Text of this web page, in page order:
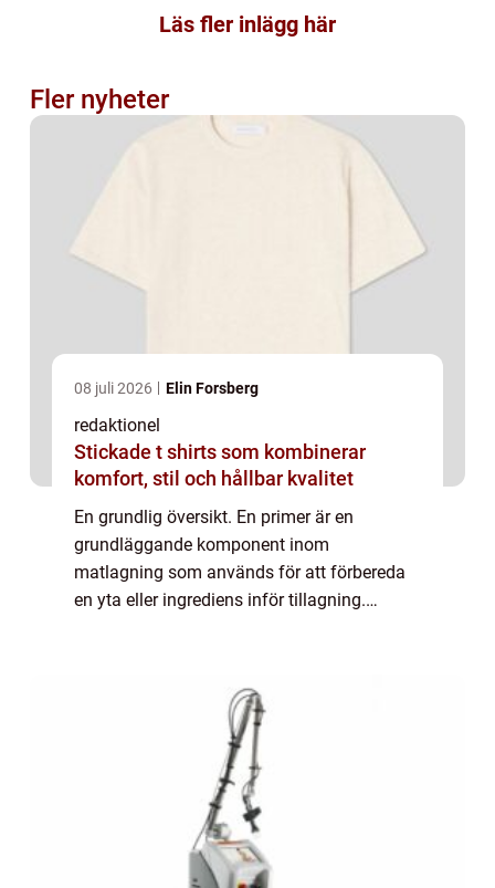
Läs fler inlägg här
Fler nyheter
08 juli 2026 Elin Forsberg
redaktionel
Stickade t shirts som kombinerar
komfort, stil och hållbar kvalitet
En grundlig översikt. En primer är en
grundläggande komponent inom
matlagning som används för att förbereda
en yta eller ingrediens inför tillagning.